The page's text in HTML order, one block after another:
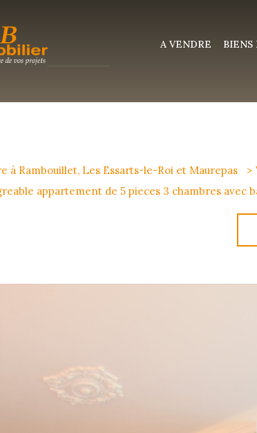
A VENDRE BIENS
à Rambouillet, Les Essarts-le-Roi et Maurepas
appartement de 5 pieces 3 chambres avec